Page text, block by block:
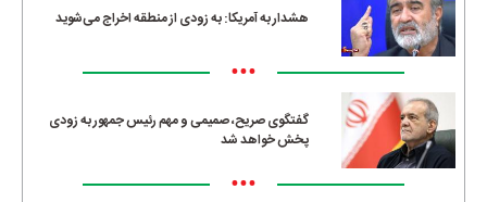
هشدار به آمریکا: به زودی از منطقه اخراج می‌شوید
•••
گفتگوی صریح، صمیمی و مهم رئیس جمهور به زودی
پخش خواهد شد
•••